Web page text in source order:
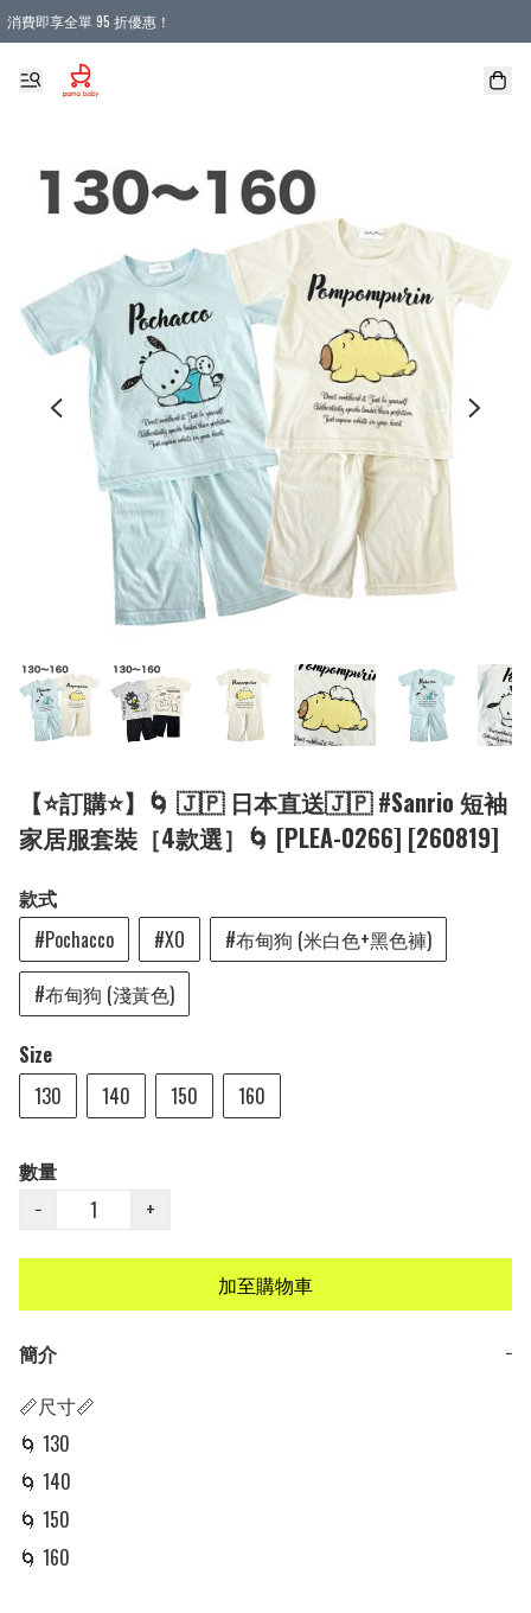
消費即享全單 95 折優惠！
購物滿 HKD 900.00即享免運費優惠！（適用於 本地送貨、本地取貨 )
【⭐訂購⭐】🌀 🇯🇵 日本直送🇯🇵 #Sanrio 短袖
家居服套裝［4款選］🌀 [PLEA-0266] [260819]
款式
#Pochacco
#XO
#布甸狗 (米白色+黑色褲)
#布甸狗 (淺黃色)
Size
130
140 150 160
數量
−
+
加至購物車
簡介
−
📏尺寸📏
🌀 130
🌀 140
🌀 150
🌀 160